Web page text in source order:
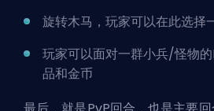
旋转木马，玩家可以在此选择
玩家可以面对一群小兵/怪物
品和金币